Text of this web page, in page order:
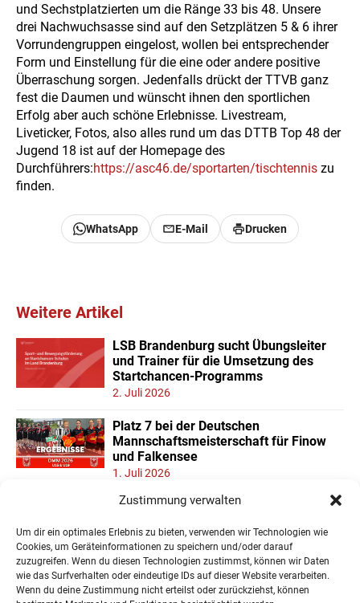
Zustimmung verwalten
Um dir ein optimales Erlebnis zu bieten, verwenden wir Technologien wie
Cookies, um Geräteinformationen zu speichern und/oder darauf
zuzugreifen. Wenn du diesen Technologien zustimmst, können wir Daten
wie das Surfverhalten oder eindeutige IDs auf dieser Website verarbeiten.
Wenn du deine Zustimmung nicht erteilst oder zurückziehst, können
und Sechstplatzierten um die Ränge 33 bis 48. Unsere
drei Nachwuchsasse sind auf den Setzplätzen 5 & 6 ihrer
Vorrundengruppen eingelost, wollen bei entsprechender
Form und Einstellung für die eine oder andere positive
Überraschung sorgen. Jedenfalls drückt der TTVB ganz
fest die Daumen und wünscht ihnen den sportlichen
Erfolg aber auch schöne Erlebnisse. Livestream,
Liveticker, Fotos, also alles rund um das DTTB Top 48 der
Jugend 18 ist auf der Homepage des
Durchführers:https://asc46.de/sportarten/tischtennis zu
finden.
WhatsApp E-Mail Drucken
Weitere Artikel
LSB Brandenburg sucht Übungsleiter
und Trainer für die Umsetzung des
Startchancen-Programms
2. Juli 2026
Platz 7 bei der Deutschen
Mannschaftsmeisterschaft für Finow
und Falkensee
1. Juli 2026
Neuer Teilnehmerrekord und Finower
Landesmannschaftspokal U11/13
22. Juni 2026
« Ältere Einträge